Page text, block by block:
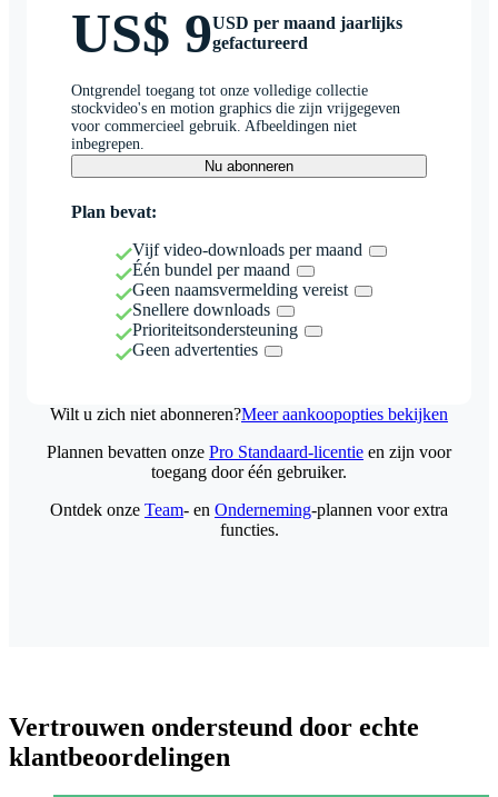
US$ 9USD per maand jaarlijks
gefactureerd
Ontgrendel toegang tot onze volledige collectie
stockvideo's en motion graphics die zijn vrijgegeven
voor commercieel gebruik. Afbeeldingen niet
inbegrepen.
Nu abonneren
Plan bevat:
Vijf video-downloads per maand
Één bundel per maand
Geen naamsvermelding vereist
Snellere downloads
Prioriteitsondersteuning
Geen advertenties
Wilt u zich niet abonneren?Meer aankoopopties bekijken
Plannen bevatten onze Pro Standaard-licentie en zijn voor
toegang door één gebruiker.
Ontdek onze Team- en Onderneming-plannen voor extra
functies.
Vertrouwen ondersteund door echte
klantbeoordelingen